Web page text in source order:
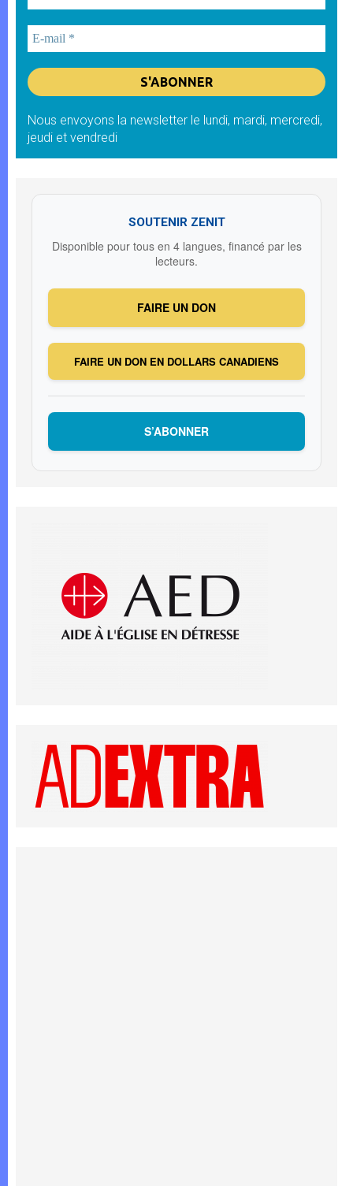
Nous envoyons la newsletter le lundi, mardi, mercredi,
jeudi et vendredi
SOUTENIR ZENIT
Disponible pour tous en 4 langues, financé par les
lecteurs.
FAIRE UN DON
FAIRE UN DON EN DOLLARS CANADIENS
S’ABONNER